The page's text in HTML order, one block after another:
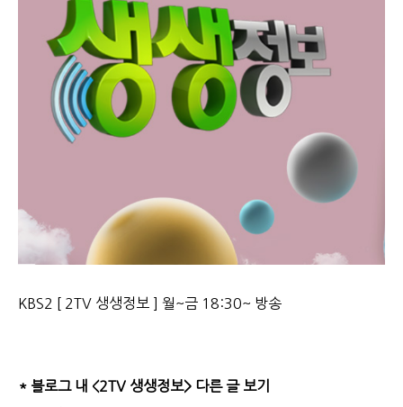
KBS2 [ 2TV 생생정보 ] 월~금 18:30~ 방송
* 블로그 내 <2TV 생생정보> 다른 글 보기